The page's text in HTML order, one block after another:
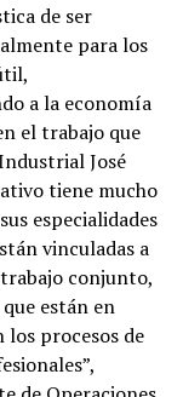
de ser
para los
a la economía
el trabajo que
José
tiene mucho
especialidades
vinculadas a
conjunto,
están en
procesos de